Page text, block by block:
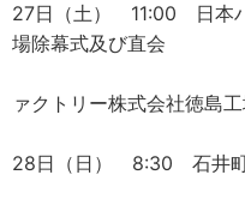
27日（土） 11:00 日本
場除幕式及び直会
（日
ァクトリー株式会社徳島工
28日（日） 8:30 石井町